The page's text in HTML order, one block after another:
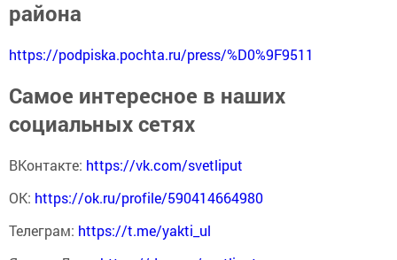
района
https://podpiska.pochta.ru/press/%D0%9F9511
Самое интересное в наших
социальных сетях
ВКонтакте: https://vk.com/svetliput
ОК: https://ok.ru/profile/590414664980
Телеграм: https://t.me/yakti_ul